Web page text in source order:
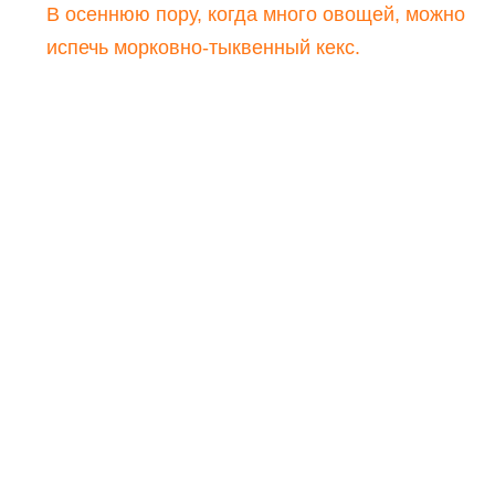
В осеннюю пору, когда много овощей, можно
испечь морковно-тыквенный кекс.